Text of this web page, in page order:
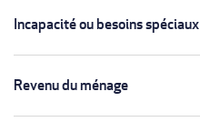
Incapacité ou besoins spéciaux
Revenu du ménage